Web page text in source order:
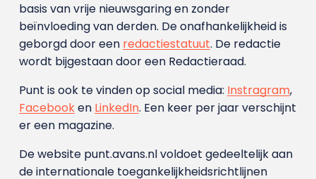
basis van vrije nieuwsgaring en zonder
beïnvloeding van derden. De onafhankelijkheid is
geborgd door een redactiestatuut. De redactie
wordt bijgestaan door een Redactieraad.
Punt is ook te vinden op social media: Instragram,
Facebooken LinkedIn. Een keer per jaar verschijnt
er een magazine.
De website punt.avans.nl voldoet gedeeltelijk aan
de internationale toegankelijkheidsrichtlijnen